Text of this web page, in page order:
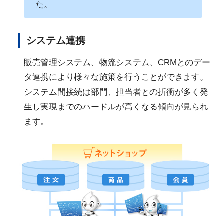
た。
システム連携
販売管理システム、物流システム、CRMとのデー
タ連携により様々な施策を行うことができます。
システム間接続は部門、担当者との折衝が多く発
生し実現までのハードルが高くなる傾向が見られ
ます。